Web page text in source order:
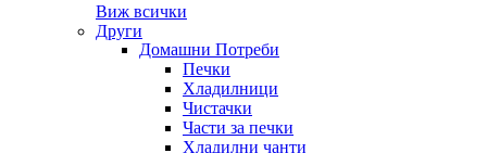
Виж всички
Други
Домашни Потреби
Печки
Хладилници
Чистачки
Части за печки
Хладилни чанти